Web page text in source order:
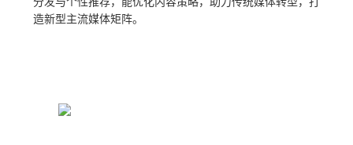
造新型主流媒体矩阵。